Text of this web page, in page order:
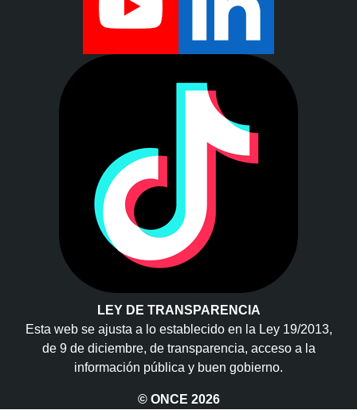
LEY DE TRANSPARENCIA
Esta web se ajusta a lo establecido en la Ley 19/2013,
de 9 de diciembre, de transparencia, acceso a la
información pública y buen gobierno.
© ONCE 2026